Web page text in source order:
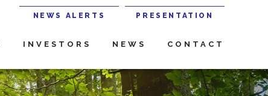
NEWS ALERTS PRESENTATION
INVESTORS NEWS CONTACT